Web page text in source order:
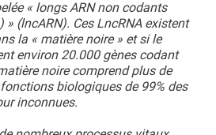
« longs ARN non codants
(lncARN). Ces LncRNA existent
la « matière noire » et si le
environ 20.000 gènes codant
noire comprend plus de
biologiques de 99% des
inconnues.